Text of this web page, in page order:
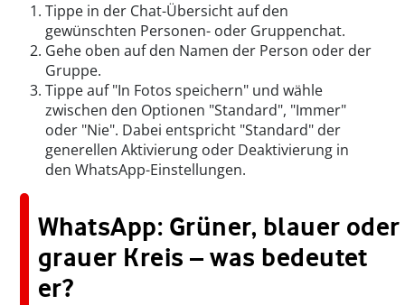
Tippe in der Chat-Übersicht auf den
gewünschten Personen- oder Gruppenchat.
Gehe oben auf den Namen der Person oder der
Gruppe.
Tippe auf "In Fotos speichern" und wähle
zwischen den Optionen "Standard", "Immer"
oder "Nie". Dabei entspricht "Standard" der
generellen Aktivierung oder Deaktivierung in
den WhatsApp-Einstellungen.
WhatsApp: Grüner, blauer oder
grauer Kreis – was bedeutet
er?